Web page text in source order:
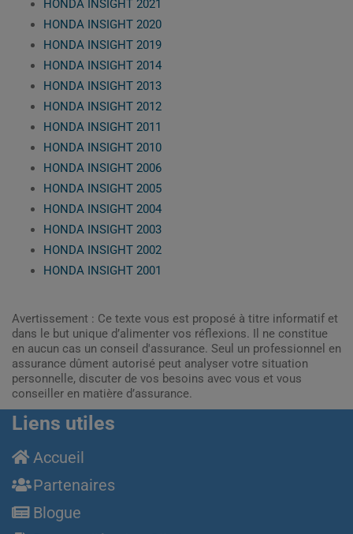
HONDA INSIGHT 2021
HONDA INSIGHT 2020
HONDA INSIGHT 2019
HONDA INSIGHT 2014
HONDA INSIGHT 2013
HONDA INSIGHT 2012
HONDA INSIGHT 2011
HONDA INSIGHT 2010
HONDA INSIGHT 2006
HONDA INSIGHT 2005
HONDA INSIGHT 2004
HONDA INSIGHT 2003
HONDA INSIGHT 2002
HONDA INSIGHT 2001
Avertissement : Ce texte vous est proposé à titre informatif et
dans le but unique d’alimenter vos réflexions. Il ne constitue
en aucun cas un conseil d'assurance. Seul un professionnel en
assurance dûment autorisé peut analyser votre situation
personnelle, discuter de vos besoins avec vous et vous
conseiller en matière d’assurance.
Liens utiles
Accueil
Partenaires
Blogue